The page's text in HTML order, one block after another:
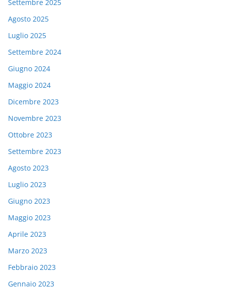
Settembre 2025
Agosto 2025
Luglio 2025
Settembre 2024
Giugno 2024
Maggio 2024
Dicembre 2023
Novembre 2023
Ottobre 2023
Settembre 2023
Agosto 2023
Luglio 2023
Giugno 2023
Maggio 2023
Aprile 2023
Marzo 2023
Febbraio 2023
Gennaio 2023